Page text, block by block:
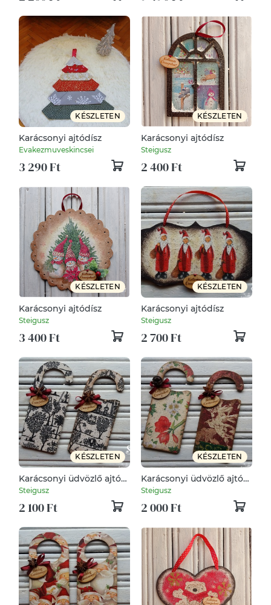
KÉSZLETEN
Karácsonyi ajtódísz
Evakezmuveskincsei
3 290 Ft
KÉSZLETEN
Karácsonyi ajtódísz
Steigusz
2 400 Ft
KÉSZLETEN
Karácsonyi ajtódísz
Steigusz
3 400 Ft
KÉSZLETEN
Karácsonyi ajtódísz
Steigusz
2 700 Ft
KÉSZLETEN
Karácsonyi üdvözlő ajtóra
(2 darabos szett)
Steigusz
2 100 Ft
KÉSZLETEN
Karácsonyi üdvözlő ajtóra
(2 darabos szett)
Steigusz
2 000 Ft